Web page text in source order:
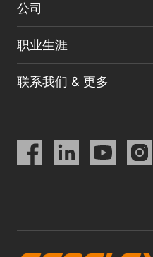
公司
职业生涯
联系我们 & 更多